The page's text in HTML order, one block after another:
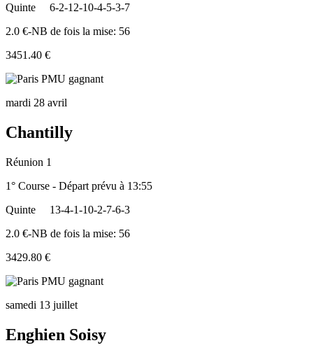
Quinte
6-2-12-10-4-5-3-7
2.0 €-NB de fois la mise: 56
3451.40 €
mardi 28 avril
Chantilly
Réunion 1
1° Course - Départ prévu à 13:55
Quinte
13-4-1-10-2-7-6-3
2.0 €-NB de fois la mise: 56
3429.80 €
samedi 13 juillet
Enghien Soisy